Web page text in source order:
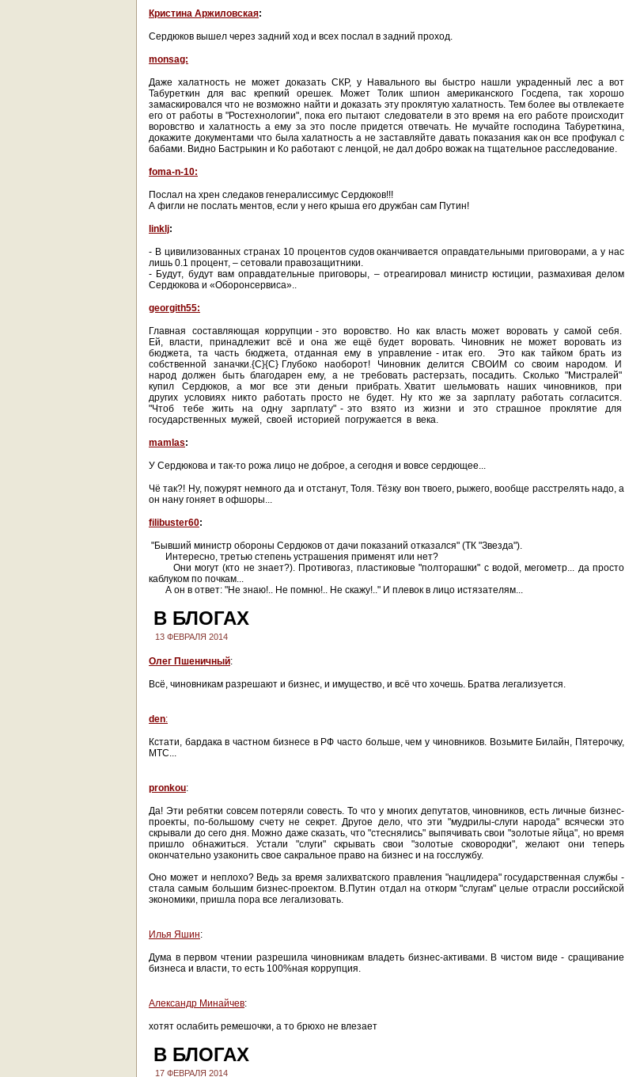
Кристина Аржиловская:
Сердюков вышел через задний ход и всех послал в задний проход.
monsag:
Даже халатность не может доказать СКР, у Навального вы быстро нашли украденный лес а вот
Табуреткин для вас крепкий орешек. Может Толик шпион американского Госдепа, так хорошо
замаскировался что не возможно найти и доказать эту проклятую халатность. Тем более вы отвлекаете
его от работы в "Ростехнологии", пока его пытают следователи в это время на его работе происходит
воровство и халатность а ему за это после придется отвечать. Не мучайте господина Табуреткина,
докажите документами что была халатность а не заставляйте давать показания как он все профукал с
бабами. Видно Бастрыкин и Ко работают с ленцой, не дал добро вожак на тщательное расследование.
foma-n-10:
Послал на хрен следаков генералиссимус Сердюков!!!
А фигли не послать ментов, если у него крыша его дружбан сам Путин!
linklj:
- В цивилизованных странах 10 процентов судов оканчивается оправдательными приговорами, а у нас
лишь 0.1 процент, – сетовали правозащитники.
- Будут, будут вам оправдательные приговоры, – отреагировал министр юстиции, размахивая делом
Сердюкова и «Оборонсервиса»..
georgith55:
Главная составляющая коррупции - это воровство. Но как власть может воровать у самой себя.
Ей, власти, принадлежит всё и она же ещё будет воровать. Чиновник не может воровать из
бюджета, та часть бюджета, отданная ему в управление - итак его. Это как тайком брать из
собственной заначки.{C}{C} Глубоко наоборот! Чиновник делится СВОИМ со своим народом. И
народ должен быть благодарен ему, а не требовать растерзать, посадить. Сколько "Мистралей"
купил Сердюков, а мог все эти деньги прибрать. Хватит шельмовать наших чиновников, при
других условиях никто работать просто не будет. Ну кто же за зарплату работать согласится.
"Чтоб тебе жить на одну зарплату" - это взято из жизни и это страшное проклятие для
государственных мужей, своей историей погружается в века.
mamlas:
У Сердюкова и так-то рожа лицо не доброе, а сегодня и вовсе сердющее...
Чё так?! Ну, пожурят немного да и отстанут, Толя. Тёзку вон твоего, рыжего, вообще расстрелять надо, а
он нану гоняет в офшоры...
filibuster60:
"Бывший министр обороны Сердюков от дачи показаний отказался" (ТК "Звезда").
Интересно, третью степень устрашения применят или нет?
Они могут (кто не знает?). Противогаз, пластиковые "полторашки" с водой, мегометр... да просто
каблуком по почкам...
А он в ответ: "Не знаю!.. Не помню!.. Не скажу!.." И плевок в лицо истязателям...
В БЛОГАХ
13 ФЕВРАЛЯ 2014
Олег Пшеничный:
Всё, чиновникам разрешают и бизнес, и имущество, и всё что хочешь. Братва легализуется.
den:
Кстати, бардака в частном бизнесе в РФ часто больше, чем у чиновников. Возьмите Билайн, Пятерочку,
МТС...
pronkou:
Да! Эти ребятки совсем потеряли совесть. То что у многих депутатов, чиновников, есть личные бизнес-
проекты, по-большому счету не секрет. Другое дело, что эти "мудрилы-слуги народа" всячески это
скрывали до сего дня. Можно даже сказать, что "стеснялись" выпячивать свои "золотые яйца", но время
пришло обнажиться. Устали "слуги" скрывать свои "золотые сковородки", желают они теперь
окончательно узаконить свое сакральное право на бизнес и на госслужбу.
Оно может и неплохо? Ведь за время залихватского правления "нацлидера" государственная службы -
стала самым большим бизнес-проектом. В.Путин отдал на откорм "слугам" целые отрасли российской
экономики, пришла пора все легализовать.
Илья Яшин:
Дума в первом чтении разрешила чиновникам владеть бизнес-активами. В чистом виде - сращивание
бизнеса и власти, то есть 100%ная коррупция.
Александр Минайчев:
хотят ослабить ремешочки, а то брюхо не влезает
В БЛОГАХ
17 ФЕВРАЛЯ 2014